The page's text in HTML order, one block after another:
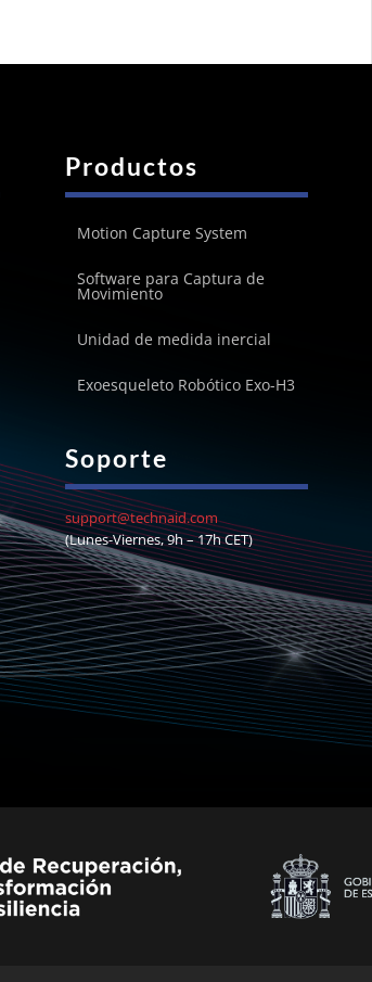
Productos
Motion Capture System
Software para Captura de
Movimiento
Unidad de medida inercial
Exoesqueleto Robótico Exo-H3
Soporte
support@technaid.com
(Lunes-Viernes, 9h – 17h CET)